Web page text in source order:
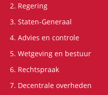
2. Regering
3. Staten-Generaal
4. Advies en controle
5. Wetgeving en bestuur
6. Rechtspraak
7. Decentrale overheden